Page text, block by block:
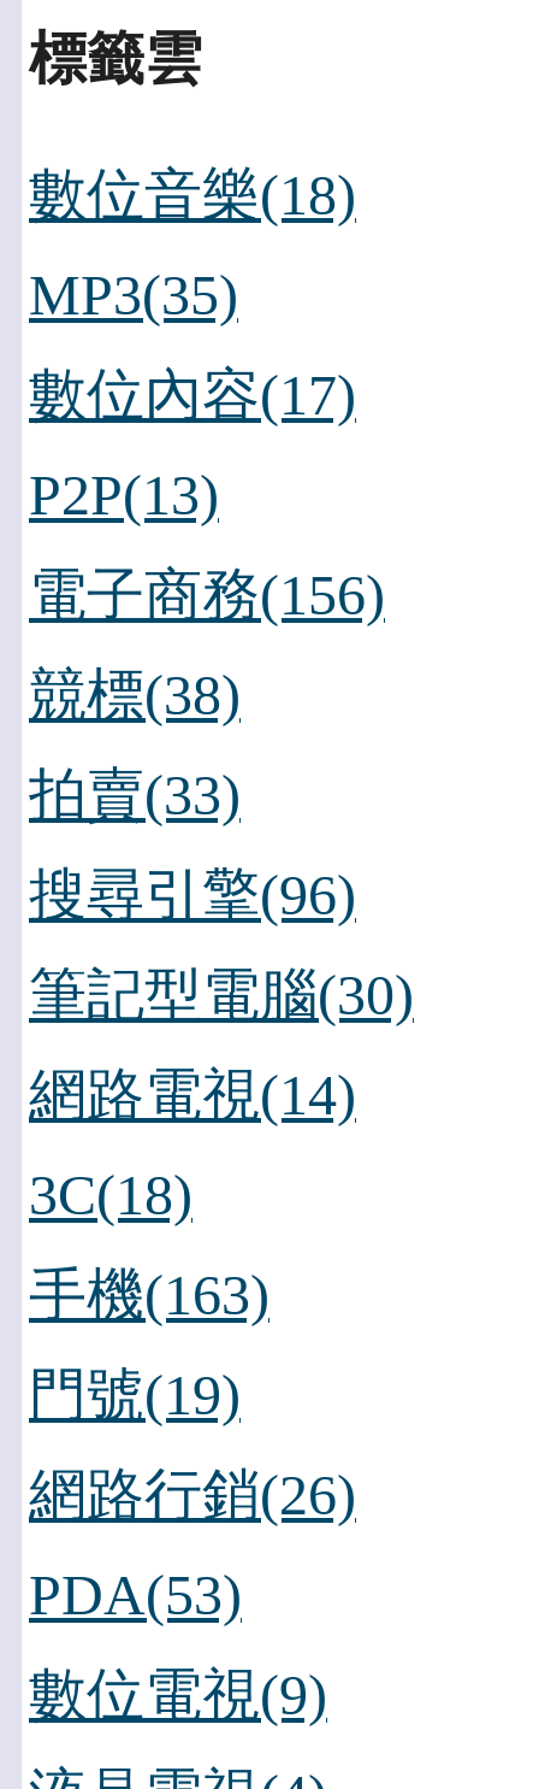
標籤雲
數位音樂(18)
MP3(35)
數位內容(17)
P2P(13)
電子商務(156)
競標(38)
拍賣(33)
搜尋引擎(96)
筆記型電腦(30)
網路電視(14)
3C(18)
手機(163)
門號(19)
網路行銷(26)
PDA(53)
數位電視(9)